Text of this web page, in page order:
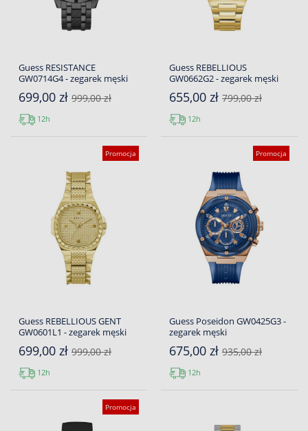
Guess RESISTANCE
GW0714G4 - zegarek męski
699,00 zł 999,00 zł
12h
Guess REBELLIOUS
GW0662G2 - zegarek męski
655,00 zł 799,00 zł
12h
Promocja
Guess REBELLIOUS GENT
GW0601L1 - zegarek męski
699,00 zł 999,00 zł
12h
Promocja
Guess Poseidon GW0425G3 -
zegarek męski
675,00 zł 935,00 zł
12h
Promocja